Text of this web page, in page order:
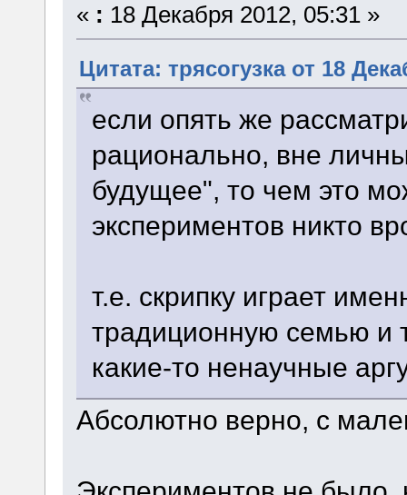
« : 18 Декабря 2012, 05:31 »
Цитата: трясогузка от 18
если опять же
рационально, вне
будущее", то чем это
экспериментов никто
т.е. скрипку играет
традиционную семью и
какие-то ненаучные
Абсолютно верно, с